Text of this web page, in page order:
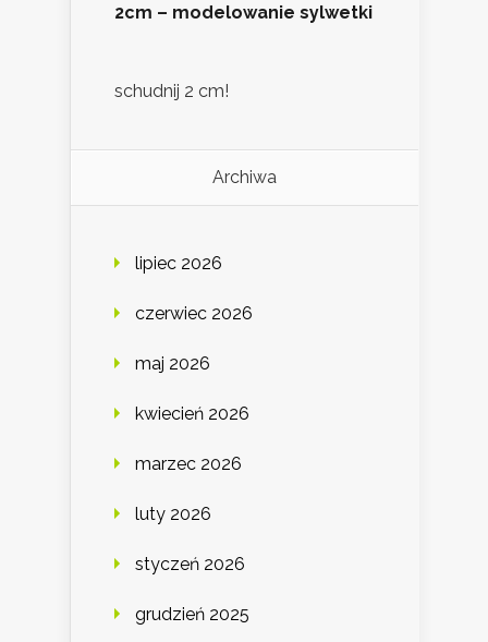
2cm – modelowanie sylwetki
schudnij 2 cm!
Archiwa
lipiec 2026
czerwiec 2026
maj 2026
kwiecień 2026
marzec 2026
luty 2026
styczeń 2026
grudzień 2025